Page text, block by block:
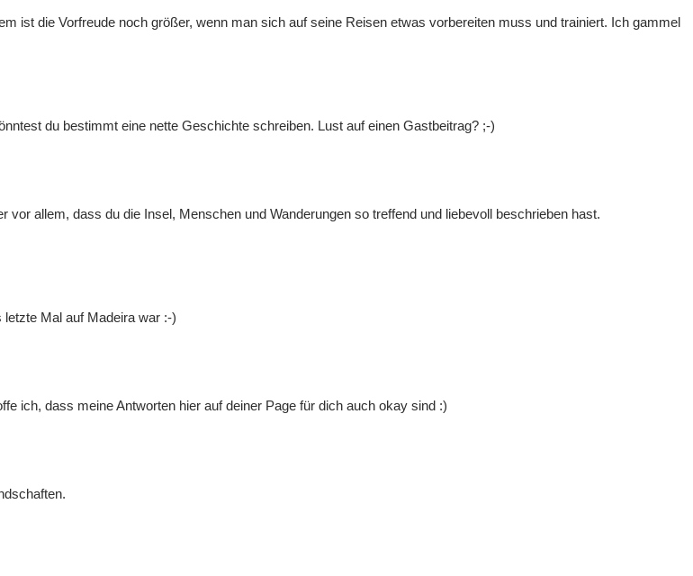
ist die Vorfreude noch größer, wenn man sich auf seine Reisen etwas vorbereiten muss und trainiert. Ich gammel
du bestimmt eine nette Geschichte schreiben. Lust auf einen Gastbeitrag? ;-)
allem, dass du die Insel, Menschen und Wanderungen so treffend und liebevoll beschrieben hast.
Mal auf Madeira war :-)
ich, dass meine Antworten hier auf deiner Page für dich auch okay sind :)